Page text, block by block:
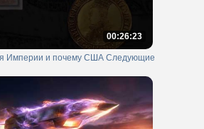
00:26:23
Империи и почему США Следующие